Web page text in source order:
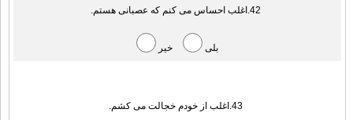
42.اغلب احساس می کنم که عصبانی هستم.
بلی خیر
43.اغلب از خودم خجالت می کشم.